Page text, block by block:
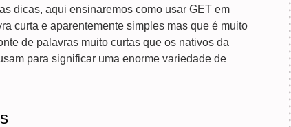
dicas, aqui ensinaremos como usar GET em
curta e aparentemente simples mas que é muito
de palavras muito curtas que os nativos da
para significar uma enorme variedade de